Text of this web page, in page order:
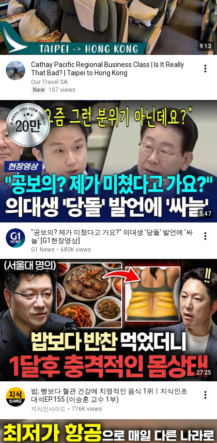
9:13
Cathay Pacific Regional Business Class | Is It Really
That Bad? | Taipei to Hong Kong
Our Travel SA
New
107 views
5:47
"공보의? 제가 미쳤다고 가요?" 의대생 '당돌' 발언에 '싸
늘' [G1현장영상]
G1 News • 680K views
27:25
밥, 빵보다 혈관 건강에 치명적인 음식 1위ㅣ지식인초
대석EP.155 (이승훈 교수 1부)
지식인사이드 • 776K views